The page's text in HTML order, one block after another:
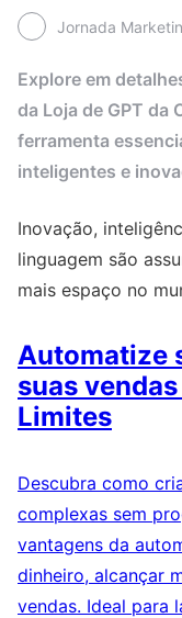
Jornada
Explore em
da Loja de GPT da
ferramenta
inteligentes e
Inovação,
linguagem são
mais espaço no
Automatize
suas
Limites
Descubra como
complexas sem
vantagens da
dinheiro, alcançar
vendas. Ideal para